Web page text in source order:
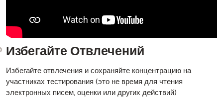
Избегайте Отвлечений
Избегайте отвлечения и сохраняйте концентрацию на
участниках тестирования (это не время для чтения
электронных писем, оценки или других действий)